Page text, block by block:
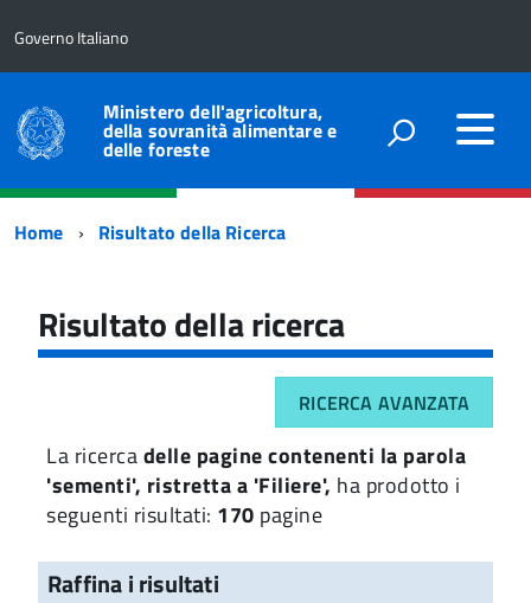
Governo Italiano
Ministero dell'agricoltura,
della sovranità alimentare e
delle foreste
Percorso
navigazione
Home Risultato della Ricerca
Risultato della ricerca
RICERCA AVANZATA
La ricercadelle pagine contenenti la parola
'sementi', ristretta a 'Filiere', ha prodotto i
seguenti risultati: 170 pagine
Raffina i risultati